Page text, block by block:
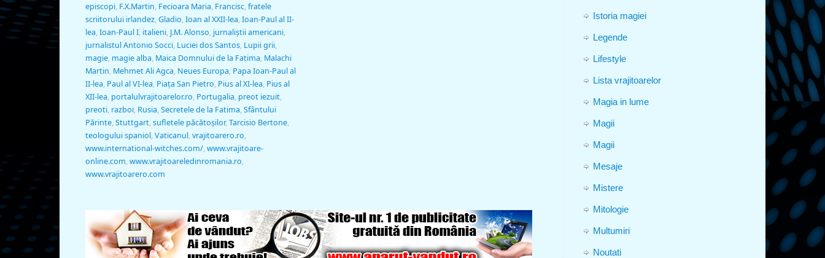
episcopi, F.X.Martin, Fecioara Maria, Francisc,fratele
scriitorului irlandez,Gladio,Ioan al XXII-lea,Ioan-Paul al II-
lea,Ioan-Paul I, italieni, J.M. Alonso, jurnaliştii americani,
jurnalistul Antonio Socci, Luciei dos Santos, Lupii grii,
magie, magie alba, Maica Domnului de la Fatima, Malachi
Martin, Mehmet Ali Agca, Neues Europa, Papa Ioan-Paul al
II-lea, Paul al VI-lea, Piața San Pietro, Pius al XI-lea, Pius al
XII-lea, portalulvrajitoarelor.ro, Portugalia, preot iezuit,
preoti, razboi, Rusia,Secretele de la Fatima,Sfântului
Părinte,Stuttgart,sufletele păcătoșilor,Tarcisio Bertone,
teologului spaniol,Vaticanul,vrajitoarero.ro,
www.international-witches.com/,www.vrajitoare-
online.com,www.vrajitoareledinromania.ro,
www.vrajitoarero.com
Istoria magiei
Legende
Lifestyle
Lista vrajitoarelor
Magia in lume
Magii
Magii
Mesaje
Mistere
Mitologie
Multumiri
Noutati